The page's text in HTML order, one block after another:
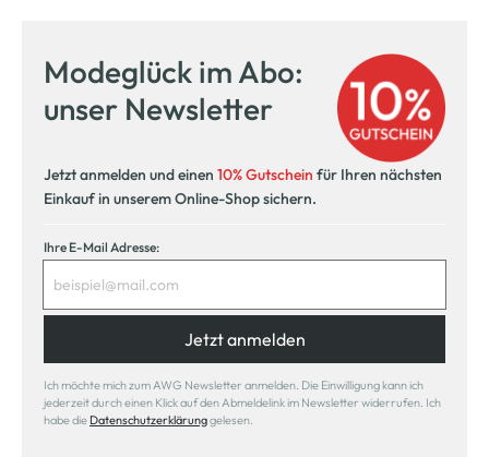
Modeglück im Abo:
unser Newsletter
Jetzt anmelden und einen 10% Gutschein für Ihren nächsten
Einkauf in unserem Online-Shop sichern.
Ihre E-Mail Adresse:
Jetzt anmelden
Ich möchte mich zum AWG Newsletter anmelden. Die Einwilligung kann ich
jederzeit durch einen Klick auf den Abmeldelink im Newsletter widerrufen. Ich
habe die Datenschutzerklärunggelesen.